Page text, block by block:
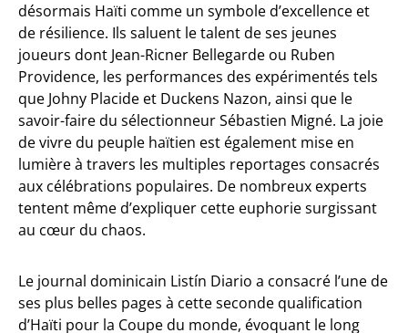
désormais Haïti comme un symbole d’excellence et
de résilience. Ils saluent le talent de ses jeunes
joueurs dont Jean-Ricner Bellegarde ou Ruben
Providence, les performances des expérimentés tels
que Johny Placide et Duckens Nazon, ainsi que le
savoir-faire du sélectionneur Sébastien Migné. La joie
de vivre du peuple haïtien est également mise en
lumière à travers les multiples reportages consacrés
aux célébrations populaires. De nombreux experts
tentent même d’expliquer cette euphorie surgissant
au cœur du chaos.
Le journal dominicain Listín Diario a consacré l’une de
ses plus belles pages à cette seconde qualification
d’Haïti pour la Coupe du monde, évoquant le long